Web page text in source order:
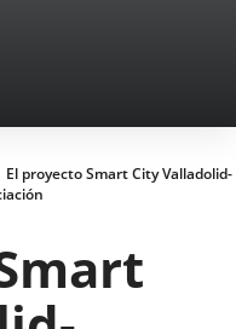
El proyecto Smart City Valladolid-